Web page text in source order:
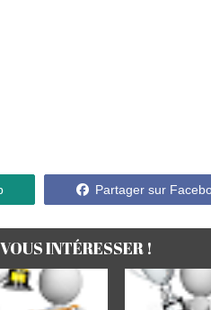
Partager sur
INTÉRESSER !